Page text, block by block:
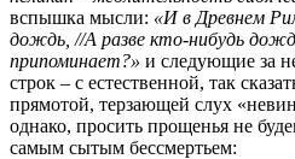
вспышка мысли: «И в Древнем
дождь, //А разве кто-нибудь
припоминает?» и следующие за
строк – с естественной, так
прямотой, терзающей слух
однако, просить прощенья не
самым сытым бессмертьем: